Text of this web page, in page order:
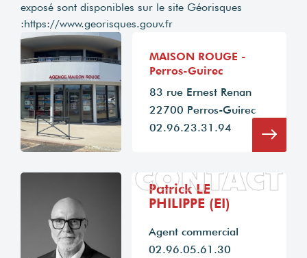
exposé sont disponibles sur le site Géorisques
:https://www.georisques.gouv.fr
MAISON ROUGE -
Perros-Guirec
83 rue Ernest Renan
22700 Perros-Guirec
02.96.23.31.94
CONTACT
Patrick LE
PHILIPPE (EI)
Agent commercial
02.96.05.61.30